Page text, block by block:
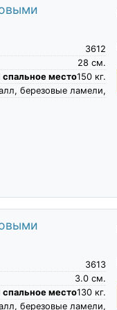
3612
см.
28
место
кг.
150
березовые ламели,
3613
см.
3.0
место
кг.
130
березовые ламели,